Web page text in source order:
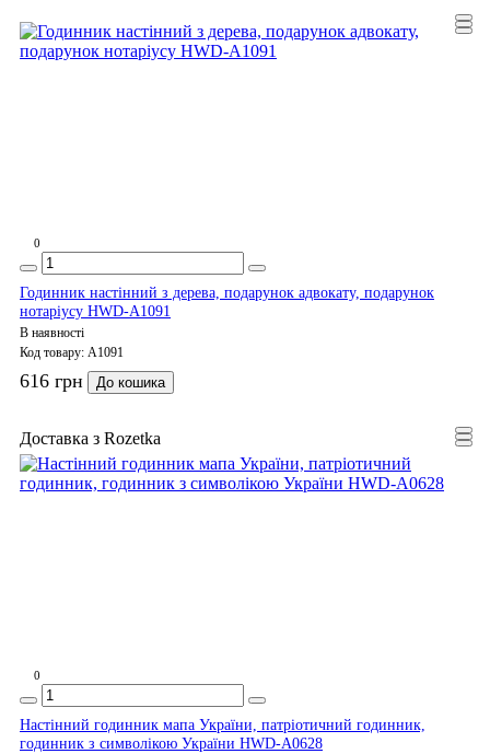
0
Годинник настінний з дерева, подарунок адвокату, подарунок
нотаріусу HWD-A1091
В наявності
Код товару: A1091
616 грн До кошика
Доставка з Rozetka
0
Настінний годинник мапа України, патріотичний годинник,
годинник з символікою України HWD-A0628